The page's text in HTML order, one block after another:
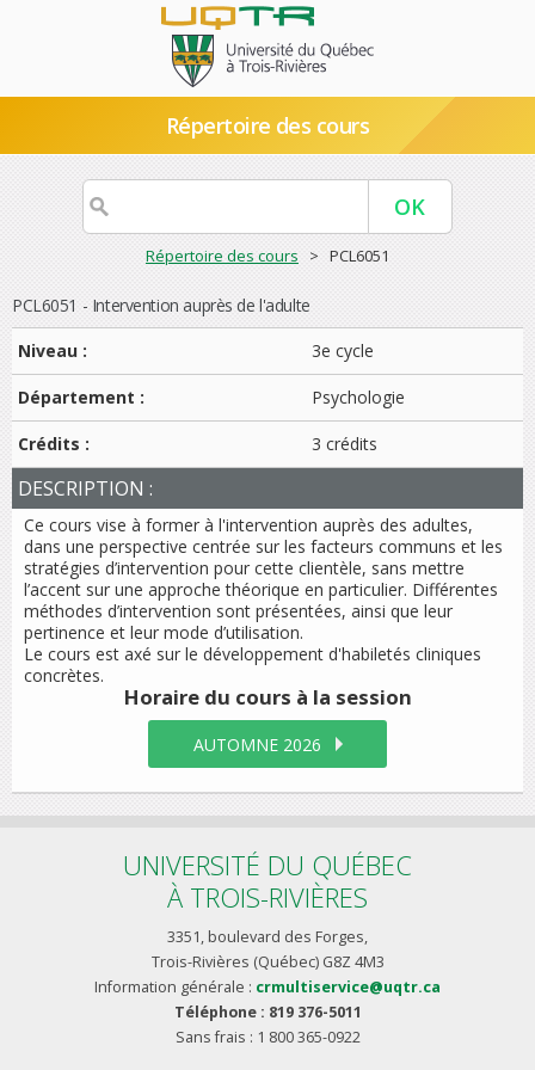
Répertoire des cours
Répertoire des cours > PCL6051
PCL6051 - Intervention auprès de l'adulte
Niveau :
3e cycle
Département : Psychologie
Crédits : 3 crédits
DESCRIPTION :
Ce cours vise à former à l'intervention auprès des adultes,
dans une perspective centrée sur les facteurs communs et les
stratégies d’intervention pour cette clientèle, sans mettre
l’accent sur une approche théorique en particulier. Différentes
méthodes d’intervention sont présentées, ainsi que leur
pertinence et leur mode d’utilisation.
Le cours est axé sur le développement d'habiletés cliniques
concrètes.
Horaire du cours à la session
AUTOMNE 2026
UNIVERSITÉ DU QUÉBEC
À TROIS-RIVIÈRES
3351, boulevard des Forges,
Trois-Rivières (Québec) G8Z 4M3
Information générale : crmultiservice@uqtr.ca
Téléphone : 819 376-5011
Sans frais : 1 800 365-0922